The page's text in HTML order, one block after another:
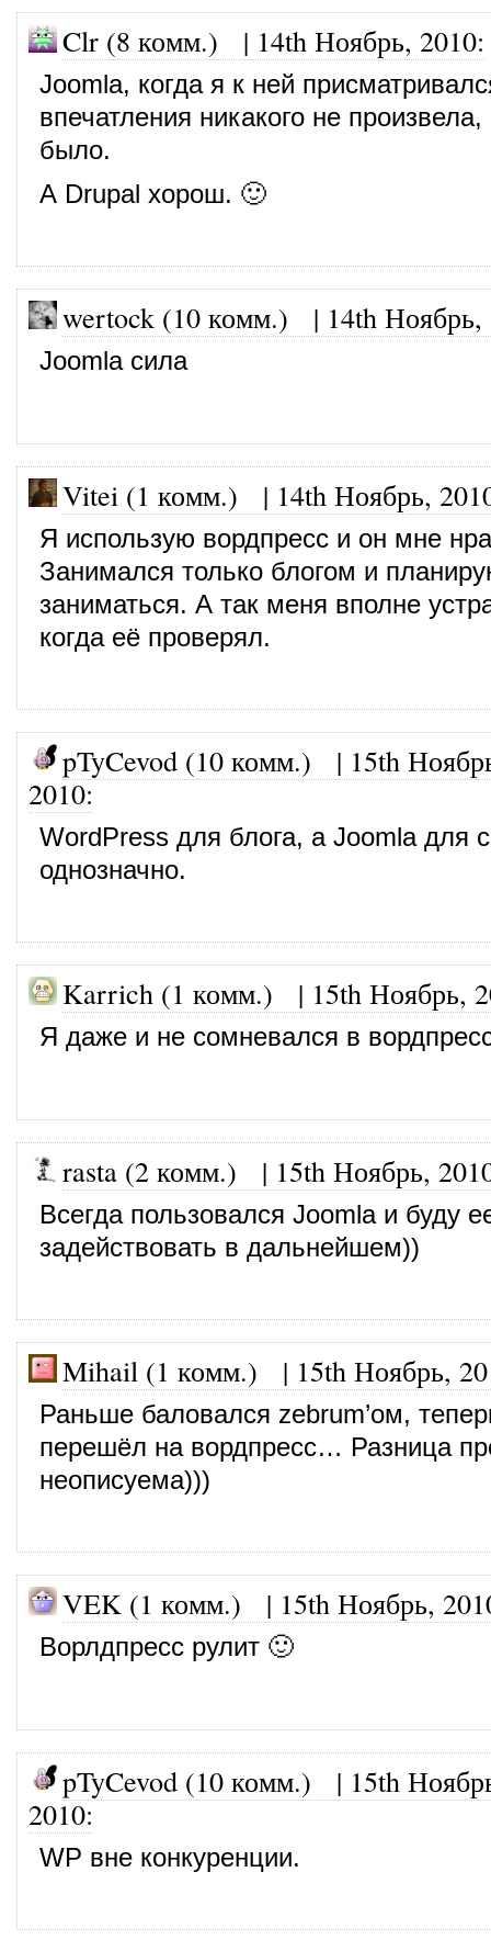
Clr (8 комм.) | 14th Ноябрь, 2010:
Joomla, когда я к ней
впечатления никакого не
было.
А Drupal хорош. 🙂
wertock (10 комм.) | 14th Ноябрь,
Joomla сила
Vitei (1 комм.) | 14th Ноябрь,
Я использую вордпресс и он мне
Занимался только блогом и
заниматься. А так меня вполне
когда её проверял.
pTyCevod (10 комм.) | 15th
2010:
WordPress для блога, а Joomla для
однозначно.
Karrich (1 комм.) | 15th Ноябрь,
Я даже и не сомневался в
rasta (2 комм.) | 15th Ноябрь,
Всегда пользовался Joomla и буду
задействовать в дальнейшем))
Mihail (1 комм.) | 15th Ноябрь,
Раньше баловался zebrum’ом,
перешёл на вордпресс… Разница
неописуема)))
VEK (1 комм.) | 15th Ноябрь,
Ворлдпресс рулит 🙂
pTyCevod (10 комм.) | 15th
2010:
WP вне конкуренции.